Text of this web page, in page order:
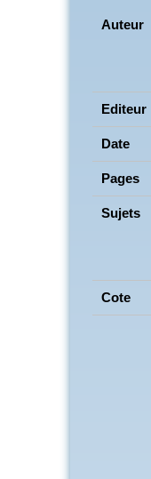
Auteur
Editeur
Date
Pages
Sujets
Cote